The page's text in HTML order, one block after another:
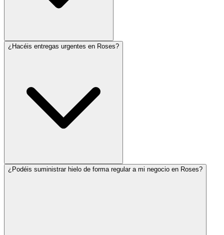
¿Hacéis entregas urgentes en Roses?
¿Podéis suministrar hielo de forma regular a mi negocio en Roses?